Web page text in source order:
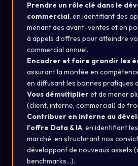
Prendre un rôle clé dans le
commercial, en identifiant des
menant des avant-ventes et en
à appels d’offres pour atteindre
commercial annuel.
Encadrer et faire grandir les
assurant la montée en
en diffusant les bonnes pratiques
Vous démultiplieret de mener
(client, interne, commercial) de
Contribuer en interne au
l’offre Data & IA, en identifiant
marché, en structurant nos
développant de nouveaux assets
benchmarks…).